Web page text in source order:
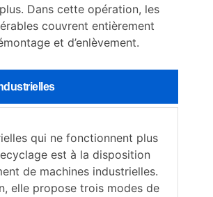
qui ne fonctionnent plus
est à la disposition
de machines industrielles.
elle propose trois modes de
Dans cette opération, les
couvrent entièrement
et d’enlèvement.